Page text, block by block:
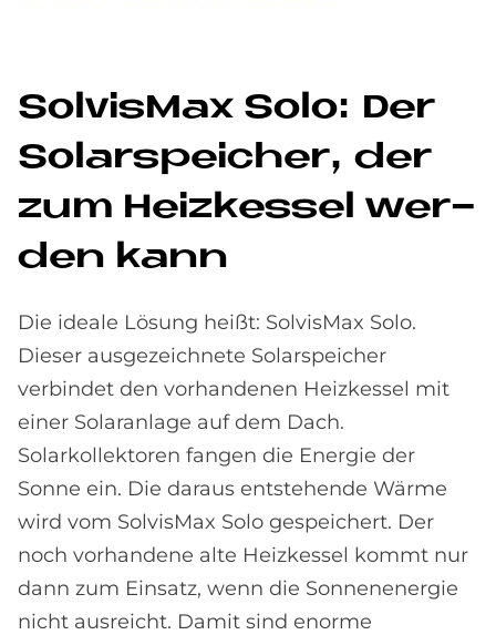
Sol­vis­Max Solo: Der
So­lar­spei­cher, der
zum Heiz­kes­sel wer­
den kann
Die ideale Lösung heißt: SolvisMax Solo.
Dieser ausgezeichnete Solarspeicher
verbindet den vorhandenen Heizkessel mit
einer Solaranlage auf dem Dach.
Solarkollektoren fangen die Energie der
Sonne ein. Die daraus entstehende Wärme
wird vom SolvisMax Solo gespeichert. Der
noch vorhandene alte Heizkessel kommt nur
dann zum Einsatz, wenn die Sonnenenergie
nicht ausreicht. Damit sind enorme